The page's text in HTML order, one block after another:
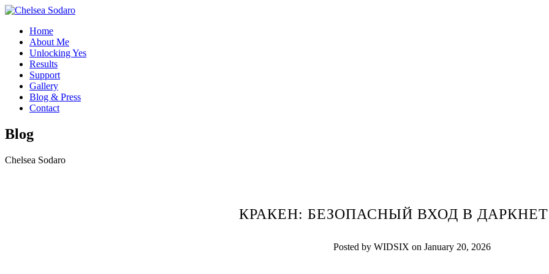
Home
About Me
Unlocking Yes
Results
Support
Gallery
Blog & Press
Contact
Blog
Chelsea Sodaro
КРАКЕН: БЕЗОПАСНЫЙ ВХОД В ДАРКНЕТ
Posted by WIDSIX on January 20, 2026